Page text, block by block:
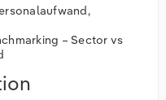
– Sector vs